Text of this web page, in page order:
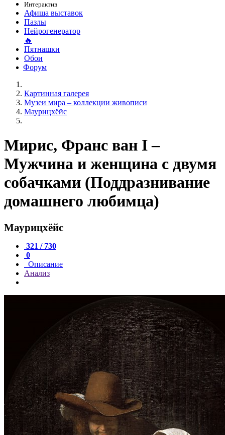
Интерактив
Афиша выставок
Пазлы
Нейрогенератор
🔥
Пятнашки
Обои
Форум
Картинная галерея
Музеи мира – коллекции живописи
Маурицхёйс
Мирис, Франс ван I –
Мужчина и женщина с двумя
собачками (Поддразнивание
домашнего любимца)
Маурицхёйс
321 / 730
0
Описание
Анализ